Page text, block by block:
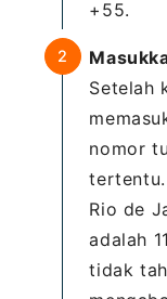
+55.
Setelah
nomor
Rio de
adalah
tidak